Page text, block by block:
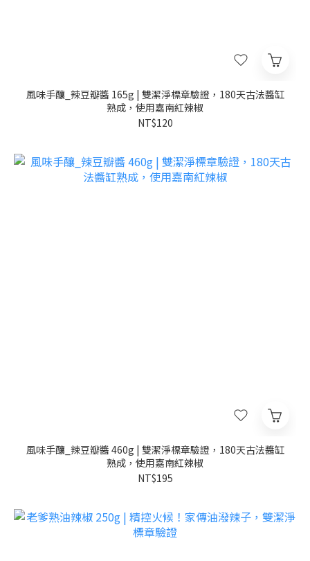
風味手釀_辣豆瓣醬 165g | 雙潔淨標章驗證，180天古法醬缸
熟成，使用嘉南紅辣椒
NT$120
風味手釀_辣豆瓣醬 460g | 雙潔淨標章驗證，180天古法醬缸
熟成，使用嘉南紅辣椒
NT$195